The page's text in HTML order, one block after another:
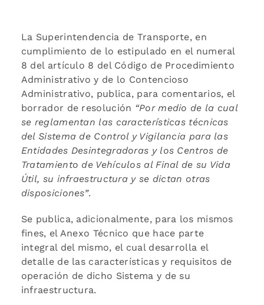
La Superintendencia de Transporte, en
cumplimiento de lo estipulado en el numeral
8 del artículo 8 del Código de Procedimiento
Administrativo y de lo Contencioso
Administrativo, publica, para comentarios, el
borrador de resolución “Por medio de la cual
se reglamentan las características técnicas
del Sistema de Control y Vigilancia para las
Entidades Desintegradoras y los Centros de
Tratamiento de Vehículos al Final de su Vida
Útil, su infraestructura y se dictan otras
disposiciones”.
Se publica, adicionalmente, para los mismos
fines, el Anexo Técnico que hace parte
integral del mismo, el cual desarrolla el
detalle de las características y requisitos de
operación de dicho Sistema y de su
infraestructura.